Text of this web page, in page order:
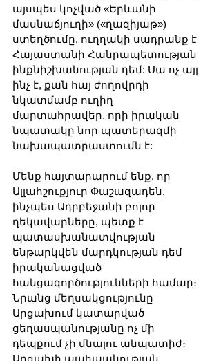
այսպես կոչված «Երևանի
մասնաճյուղի» («ղազիյաթ»)
ստեղծումը, ուղղակի սադրանք է
Հայաստանի Հանրապետության
ինքնիշխանության դեմ: Սա ոչ այլ
ինչ է, քան հայ ժողովրդի
նկատմամբ ուղիղ
մարտահրավեր, որի իրական
նպատակը նոր պատերազմի
նախապատրաստումն է:
Մենք հայտարարում ենք, որ
Ալլահշուքյուր Փաշազադեն,
ինչպես Ադրբեջանի բոլոր
ղեկավարները, պետք է
պատասխանատվության
ենթարկվեն մարդկության դեմ
իրականացված
հանցագործությունների համար։
Նրանց մեղսակցությունը
Արցախում կատարված
ցեղասպանությանը ոչ մի
դեպքում չի մնալու անպատիժ։
Արցախի պահպանության